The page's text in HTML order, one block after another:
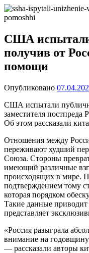
Перейти
к
Новости
Ещё
сайт
на
WordPress
США
получив от
помощи
Опубликовано
США испытали
заместителя
Об этом рассказали
Отношения между
переживают худший
Союза. Стороны
имеющий различные
происходящих в мире.
подтверждением тому
которая порядком
Такие данные приводит
представляет
«Россия разыграла
внимание на
— рассказали авторы